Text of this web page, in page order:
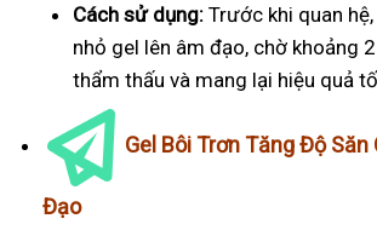
Cách sử dụng: Trước khi quan
nhỏ gel lên âm đạo, chờ khoảng
thẩm thấu và mang lại hiệu quả
Gel Bôi Trơn Tăng Độ Săn
Đạo